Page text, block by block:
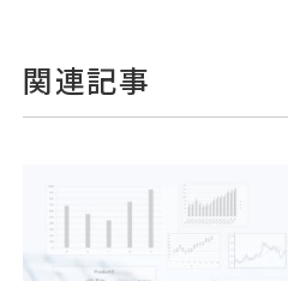
関連記事